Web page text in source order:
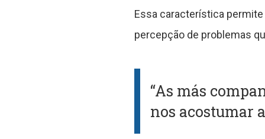
Essa característica
percepção de problemas
“As más
nos acostumar